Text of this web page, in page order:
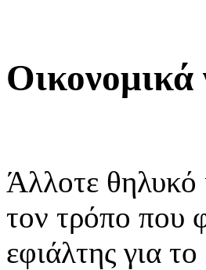
Οικονομικά
Άλλοτε θηλυκό
τον τρόπο που
εφιάλτης για